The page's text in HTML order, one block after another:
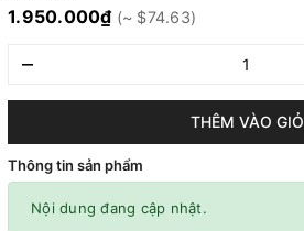
1.950.000₫
–
THÊM VÀO GIỎ
Thông tin sản phẩm
Nội dung đang cập nhật.